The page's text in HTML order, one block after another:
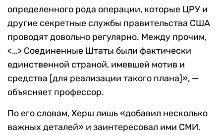
определенного рода операции, которые ЦРУ и
другие секретные службы правительства США
проводят довольно регулярно. Между прочим,
<…> Соединенные Штаты были фактически
единственной страной, имевшей мотив и
средства [для реализации такого плана]», —
объясняет профессор.
По его словам, Херш лишь «добавил несколько
важных деталей» и заинтересовал ими СМИ.